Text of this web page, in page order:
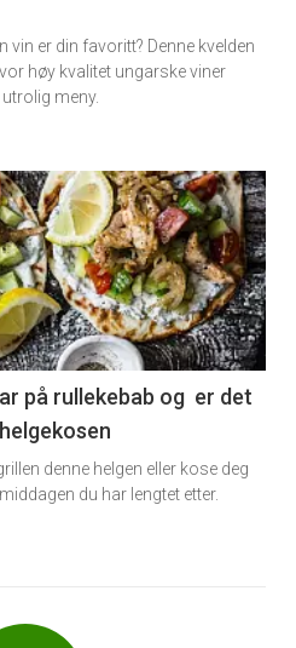
vin er din favoritt? Denne kvelden
høy kvalitet ungarske viner
meny.
på rullekebab og er det
denne helgen eller kose deg
du har lengtet etter.